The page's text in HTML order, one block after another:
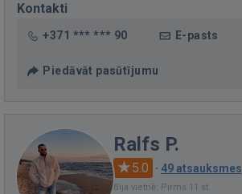
Kontakti
+371 *** *** 90 E-pasts
Piedāvāt pasūtījumu
Ralfs P.
5.0 · 49 atsauksmes
Bija vietnē: Pirms 11 st.